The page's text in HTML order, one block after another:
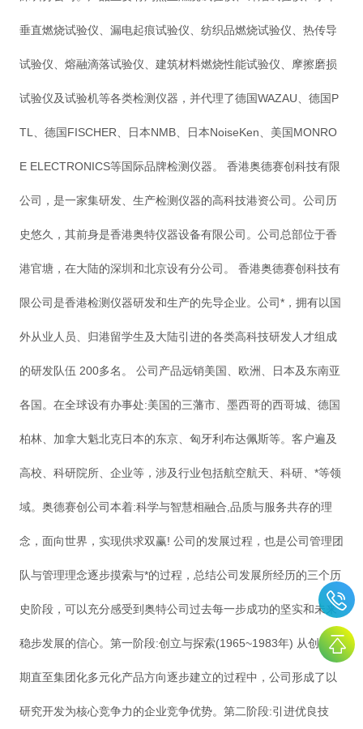
垂直燃烧试验仪、漏电起痕试验仪、纺织品燃烧试验仪、热传导
试验仪、熔融滴落试验仪、建筑材料燃烧性能试验仪、摩擦磨损
试验仪及试验机等各类检测仪器，并代理了德国WAZAU、德国P
TL、德国FISCHER、日本NMB、日本NoiseKen、美国MONRO
E ELECTRONICS等国际品牌检测仪器。 香港奥德赛创科技有限
公司，是一家集研发、生产检测仪器的高科技港资公司。公司历
史悠久，其前身是香港奥特仪器设备有限公司。公司总部位于香
港官塘，在大陆的深圳和北京设有分公司。 香港奥德赛创科技有
限公司是香港检测仪器研发和生产的先导企业。公司*，拥有以国
外从业人员、归港留学生及大陆引进的各类高科技研发人才组成
的研发队伍 200多名。 公司产品远销美国、欧洲、日本及东南亚
各国。在全球设有办事处:美国的三藩市、墨西哥的西哥城、德国
柏林、加拿大魁北克日本的东京、匈牙利布达佩斯等。客户遍及
高校、科研院所、企业等，涉及行业包括航空航天、科研、*等领
域。奥德赛创公司本着:科学与智慧相融合,品质与服务共存的理
念，面向世界，实现供求双赢! 公司的发展过程，也是公司管理团
队与管理理念逐步摸索与*的过程，总结公司发展所经历的三个历
史阶段，可以充分感受到奥特公司过去每一步成功的坚实和未来
稳步发展的信心。第一阶段:创立与探索(1965~1983年) 从创业初
期直至集团化多元化产品方向逐步建立的过程中，公司形成了以
研究开发为核心竞争力的企业竞争优势。第二阶段:引进优良技